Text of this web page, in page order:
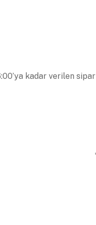
kadar verilen